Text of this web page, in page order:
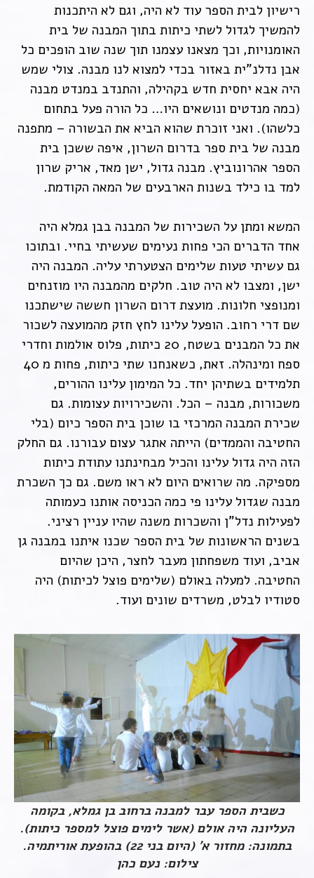
רישיון לבית הספר עוד לא היה, וגם לא היתכנות
להמשיך לגדול לשתי כיתות בתוך המבנה של בית
האומנויות, וכך מצאנו עצמנו תוך שנה שוב הופכים כל
אבן נדלנ"ית באזור בכדי למצוא לנו מבנה. צולי שמש
היה אבא יחסית חדש בקהילה, והתנדב במנדט מבנה
(כמה מנדטים ונושאים היו… כל הורה פעל בתחום
כלשהו). ואני זוכרת שהוא הביא את הבשורה – מתפנה
מבנה של בית ספר בדרום השרון, איפה ששכן בית
הספר אהרונוביץ. מבנה גדול, ישן מאד, אריק שרון
למד בו כילד בשנות הארבעים של המאה הקודמת.
המשא ומתן על השכירות של המבנה בבן גמלא היה
אחד הדברים הכי פחות נעימים שעשיתי בחיי. ובתוכו
גם עשיתי טעות שלימים הצטערתי עליה. המבנה היה
ישן, ומצבו לא היה טוב. חלקים מהמבנה היו מוזנחים
ומנופצי חלונות. מועצת דרום השרון חששה שישתכנו
שם דרי רחוב. הופעל עלינו לחץ חזק מהמועצה לשכור
את כל המבנים בשטח, 20 כיתות, פלוס אולמות וחדרי
ספח ומינהלה. זאת, כשאנחנו שתי כיתות, פחות מ 40
תלמידים בשתיהן יחד. כל המימון עלינו ההורים,
משכורות, מבנה – הכל. והשכירויות עצומות. גם
שכירת המבנה המרכזי בו שוכן בית הספר כיום (בלי
החטיבה והממדים) הייתה אתגר עצום עבורנו. גם החלק
הזה היה גדול עלינו והכיל מבחינתנו עתודת כיתות
מספיקה. מה שרואים היום לא ראו משם. גם כך השכרת
מבנה שגדול עלינו פי כמה הכניסה אותנו כעמותה
לפעילות נדל"ן והשכרות משנה שהיו עניין רציני.
בשנים הראשונות של בית הספר שכנו איתנו במבנה גן
אביב, ועוד משפחתון מעבר לחצר, היכן שהיום
החטיבה. למעלה באולם (שלימים פוצל לכיתות) היה
סטודיו לבלט, משרדים שונים ועוד.
כשבית הספר עבר למבנה ברחוב בן גמלא, בקומה
העליונה היה אולם (אשר לימים פוצל למספר כיתות).
בתמונה: מחזור א' (היום בני 22) בהופעת אוריתמיה.
צילום: נעם כהן